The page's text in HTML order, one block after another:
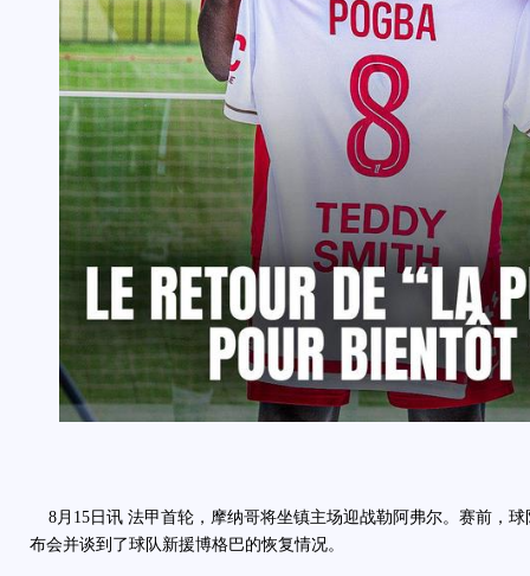
8月15日讯 法甲首轮，摩纳哥将坐镇主场迎战勒阿弗尔。赛前，
布会并谈到了球队新援博格巴的恢复情况。